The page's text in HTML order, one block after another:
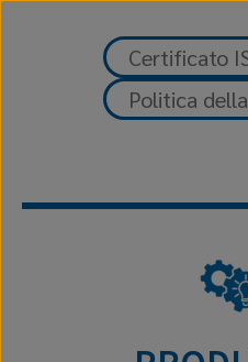
Certificato
Politica